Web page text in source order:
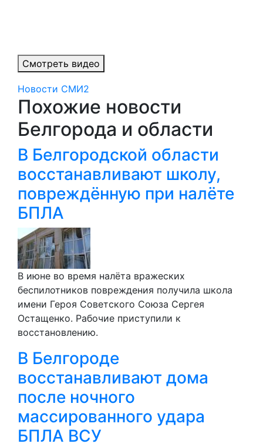
Смотреть видео
Новости СМИ2
Похожие новости
Белгорода и области
В Белгородской области
восстанавливают школу,
повреждённую при налёте
БПЛА
В июне во время налёта вражеских
беспилотников повреждения получила школа
имени Героя Советского Союза Сергея
Остащенко. Рабочие приступили к
восстановлению.
В Белгороде
восстанавливают дома
после ночного
массированного удара
БПЛА ВСУ